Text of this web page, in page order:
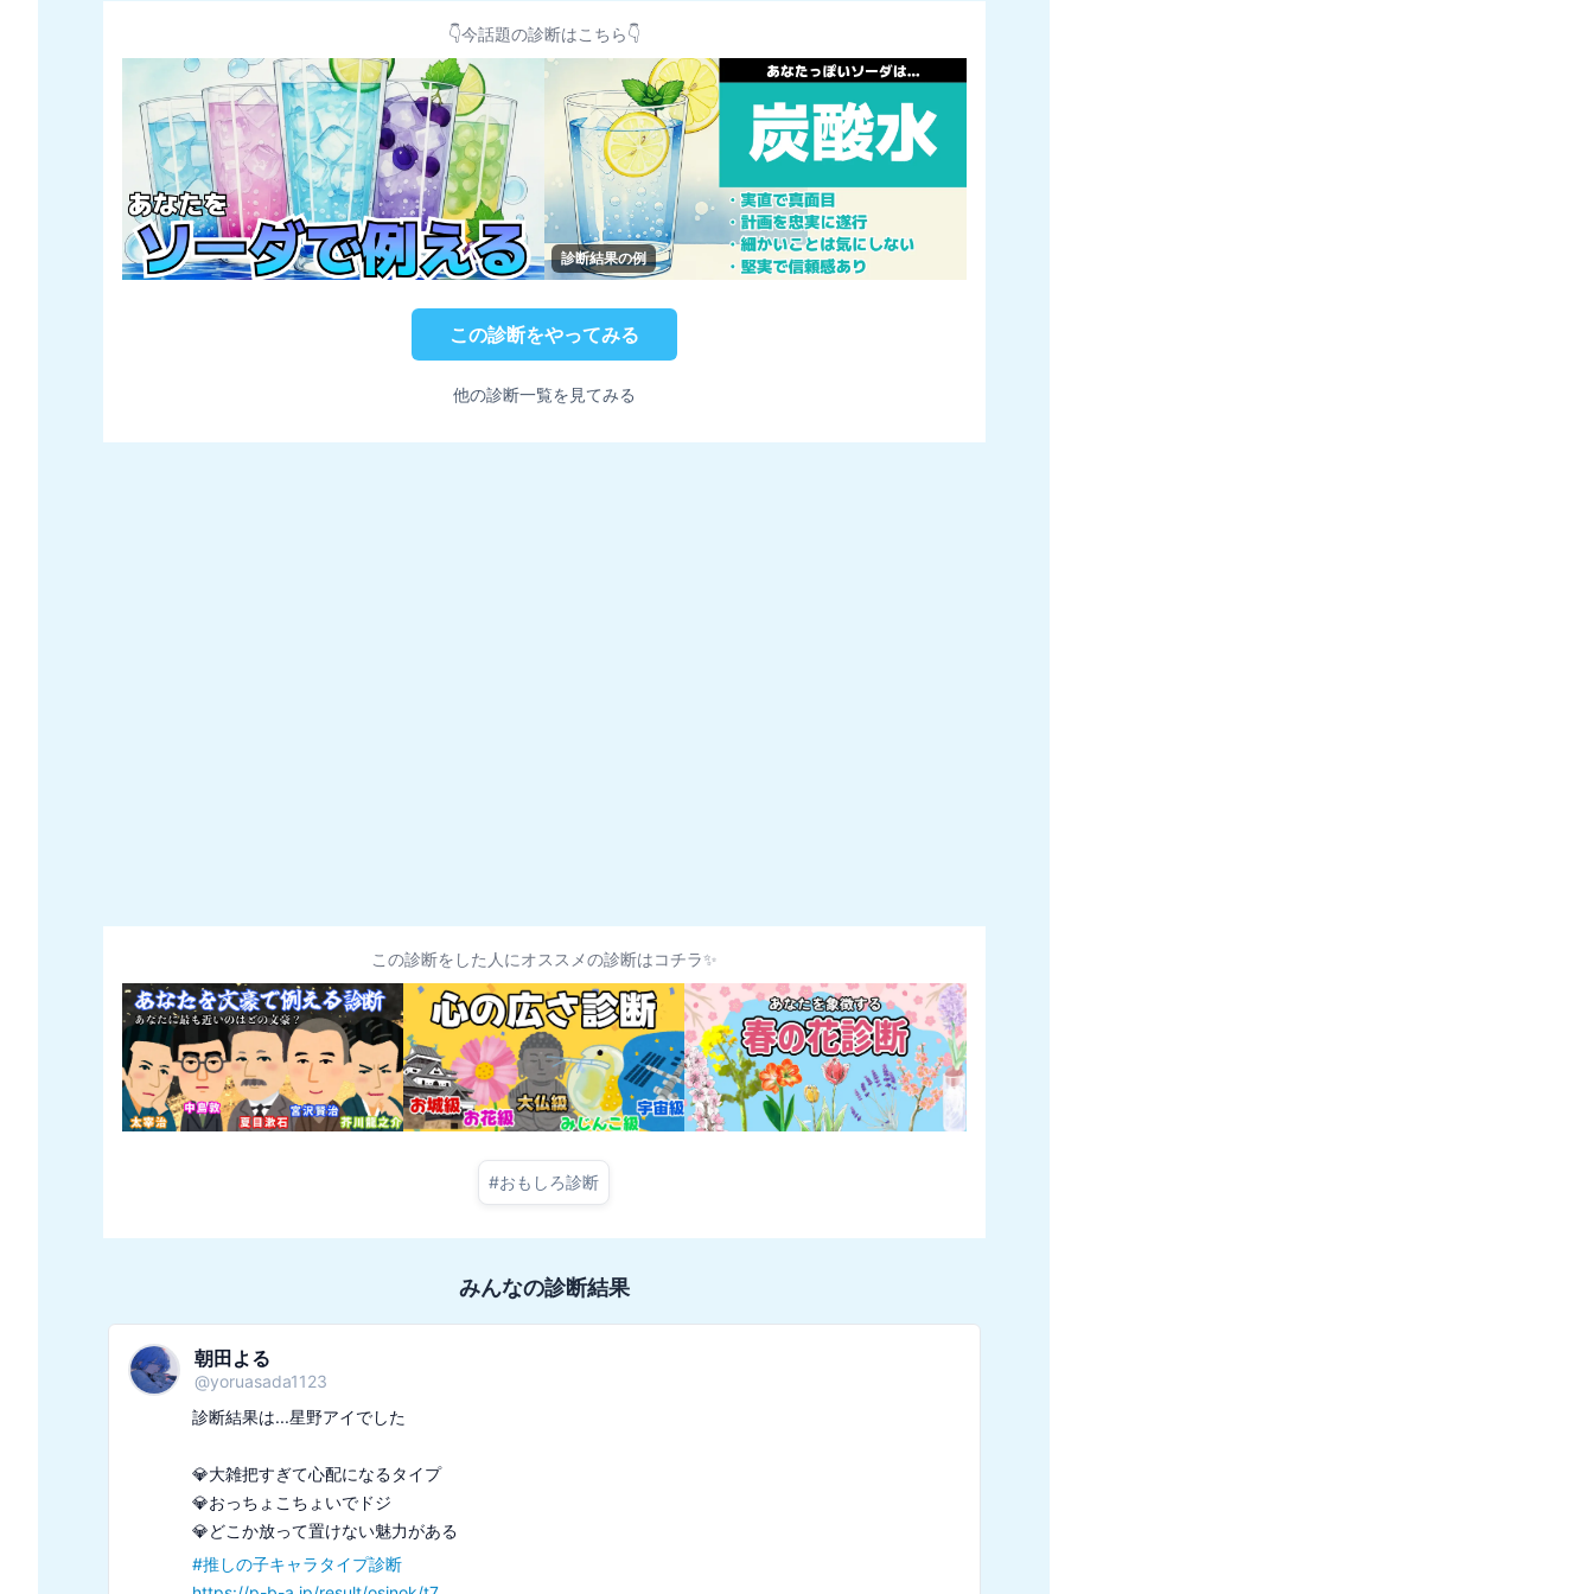
👇今話題の診断はこちら👇
診断結果の例
この診断をやってみる
他の診断一覧を見てみる
この診断をした人にオススメの診断はコチラ✨
#おもしろ診断
みんなの診断結果
朝田よる
@yoruasada1123
診断結果は...星野アイでした
💎大雑把すぎて心配になるタイプ
💎おっちょこちょいでドジ
#推しの子キャラタイプ診断